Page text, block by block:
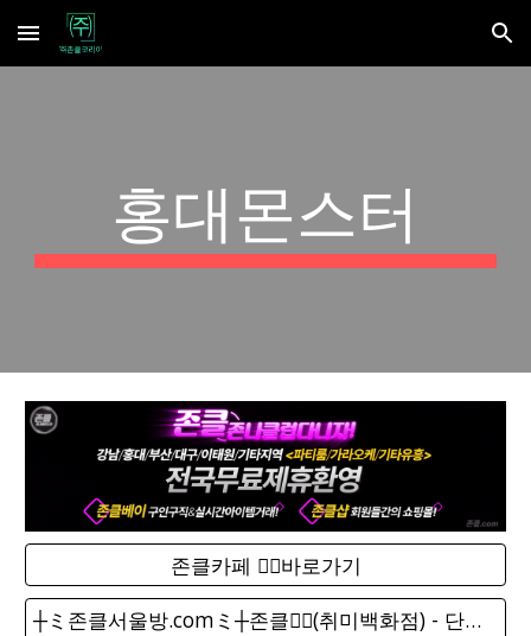
Skip to main content Skip to navigation
홍대몬스터
존클카페 ❤️‍🔥바로가기
┼ミ존클서울방.comミ┼존클❤️‍🔥(취미백화점) - 단톡방